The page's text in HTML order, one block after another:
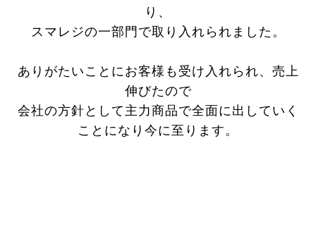
り、
スマレジの一部門で取り入れられました。
ありがたいことにお客様も受け入れられ、売上
伸びたので
会社の方針として主力商品で全面に出していく
ことになり 今に至ります。